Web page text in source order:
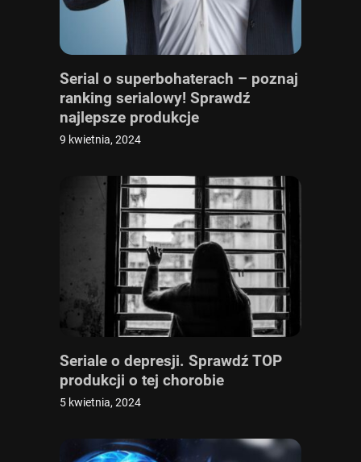
Serial o superbohaterach – poznaj
ranking serialowy! Sprawdź
najlepsze produkcje
9 kwietnia, 2024
Seriale o depresji. Sprawdź TOP
produkcji o tej chorobie
5 kwietnia, 2024